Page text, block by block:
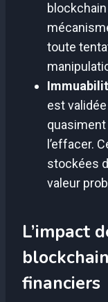
toute
est
l’effacer.
stockées
valeur
L’impact
financiers